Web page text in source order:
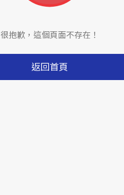
很抱歉，這個頁面不存在！
返回首頁